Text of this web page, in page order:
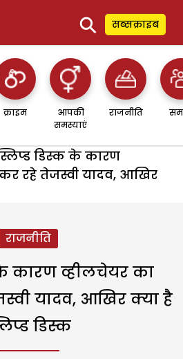
⚲ सब्सक्राइब
क्राइम
आपकी
समस्याएं
राजनीति
डिस्क के कारण
रहे तेजस्वी यादव, आखिर
राजनीति
कारण व्हीलचेयर का
यादव, आखिर क्या है
डिस्क